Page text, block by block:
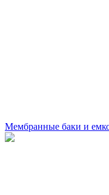
Мембранные баки и